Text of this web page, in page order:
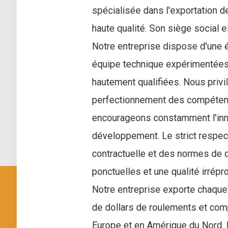
spécialisée dans l'exportation
haute qualité. Son siège social
Notre entreprise dispose d'une
équipe technique
hautement qualifiées. Nous
perfectionnement des
encourageons constamment
développement. Le strict
contractuelle et des normes de
ponctuelles et une qualité
Notre entreprise exporte
de dollars de roulements et
Europe et en Amérique du